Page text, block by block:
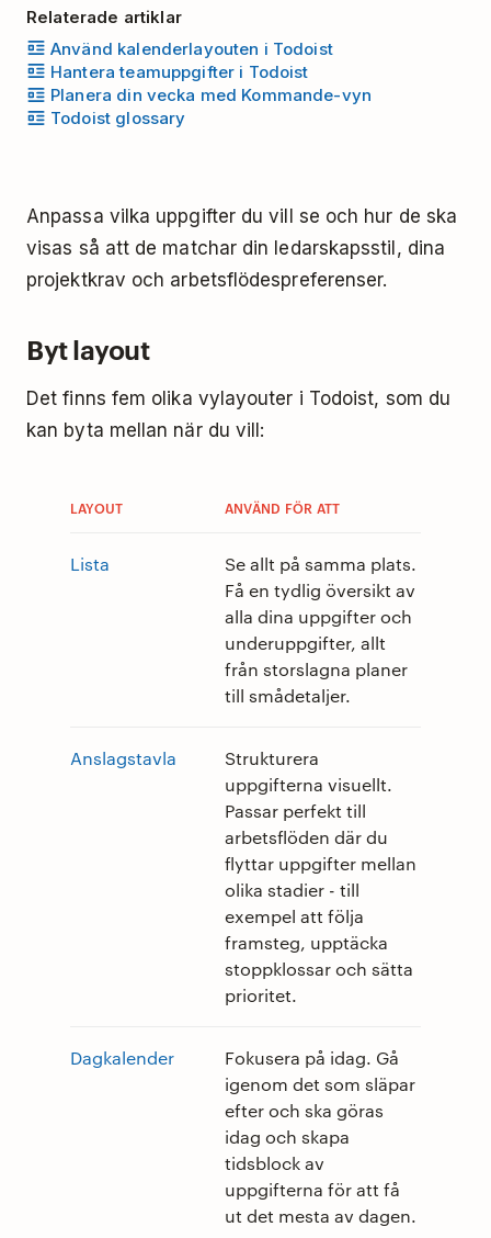
Relaterade artiklar
Använd kalenderlayouten i Todoist
Hantera teamuppgifter i Todoist
Planera din vecka med Kommande-vyn
Todoist glossary
Anpassa vilka uppgifter du vill se och hur de ska
visas så att de matchar din ledarskapsstil, dina
projektkrav och arbetsflödespreferenser.
Byt layout
Det finns fem olika vylayouter i Todoist, som du
kan byta mellan när du vill:
LAYOUT ANVÄND FÖR ATT
Lista
Se allt på samma plats.
Få en tydlig översikt av
alla dina uppgifter och
underuppgifter, allt
från storslagna planer
till smådetaljer.
Anslagstavla
Strukturera
uppgifterna visuellt.
Passar perfekt till
arbetsflöden där du
flyttar uppgifter mellan
olika stadier - till
exempel att följa
framsteg, upptäcka
stoppklossar och sätta
prioritet.
Dagkalender
Fokusera på idag. Gå
igenom det som släpar
efter och ska göras
idag och skapa
tidsblock av
uppgifterna för att få
ut det mesta av dagen.